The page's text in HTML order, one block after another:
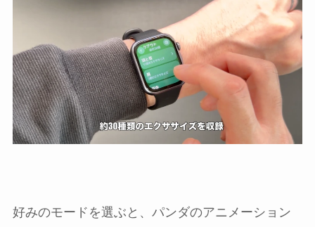
好みのモードを選ぶと、パンダのアニメーション